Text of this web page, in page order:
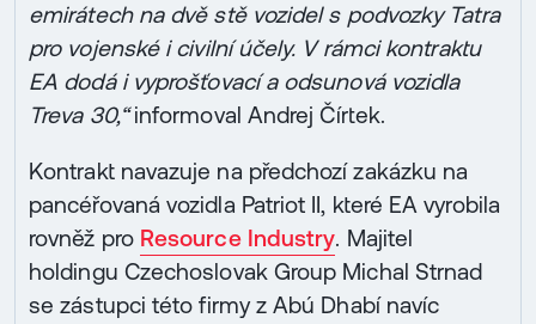
emirátech na dvě stě vozidel s podvozky Tatra
pro vojenské i civilní účely. V rámci kontraktu
EA dodá i vyprošťovací a odsunová vozidla
Treva 30,“informoval Andrej Čírtek.
Kontrakt navazuje na předchozí zakázku na
pancéřovaná vozidla Patriot II, které EA vyrobila
rovněž pro Resource Industry. Majitel
holdingu Czechoslovak Group Michal Strnad
se zástupci této firmy z Abú Dhabí navíc